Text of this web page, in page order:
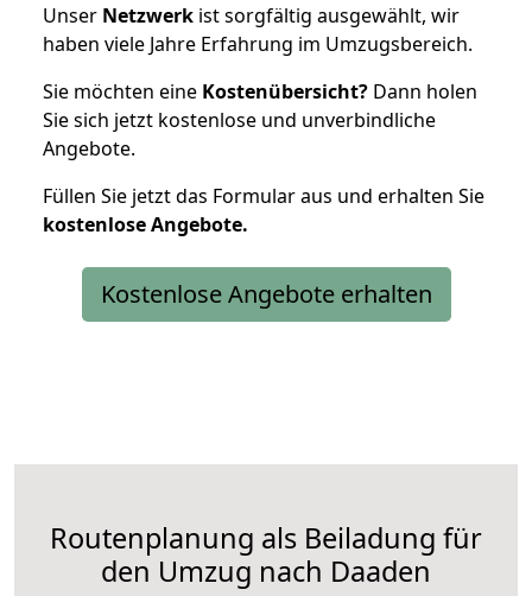
Unser Netzwerk ist sorgfältig ausgewählt, wir
haben viele Jahre Erfahrung im Umzugsbereich.
Sie möchten eine Kostenübersicht? Dann holen
Sie sich jetzt kostenlose und unverbindliche
Angebote.
Füllen Sie jetzt das Formular aus und erhalten Sie
kostenloseAngebote.
Kostenlose Angebote erhalten
Routenplanung als Beiladung für
den Umzug nach Daaden